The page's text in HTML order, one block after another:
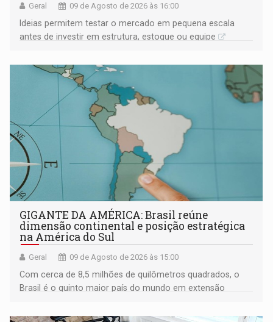
Geral 09 de Agosto de 2026 às 16:00
Ideias permitem testar o mercado em pequena escala
antes de investir em estrutura, estoque ou equipe
GIGANTE DA AMÉRICA: Brasil reúne
dimensão continental e posição estratégica
na América do Sul
Geral 09 de Agosto de 2026 às 15:00
Com cerca de 8,5 milhões de quilômetros quadrados, o
Brasil é o quinto maior país do mundo em extensão